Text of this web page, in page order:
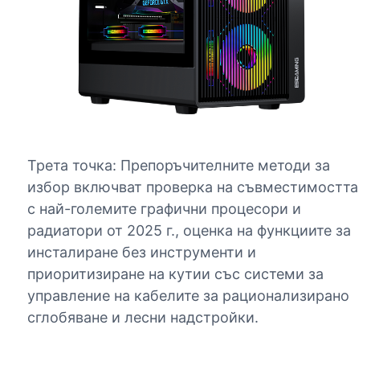
Трета точка: Препоръчителните методи за
избор включват проверка на съвместимостта
с най-големите графични процесори и
радиатори от 2025 г., оценка на функциите за
инсталиране без инструменти и
приоритизиране на кутии със системи за
управление на кабелите за рационализирано
сглобяване и лесни надстройки.